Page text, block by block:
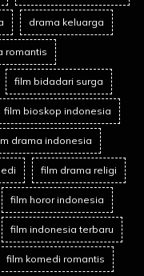
drama keluarga
romantis
film bidadari surga
film bioskop indonesia
drama indonesia
film drama religi
film horor indonesia
film indonesia terbaru
film komedi romantis